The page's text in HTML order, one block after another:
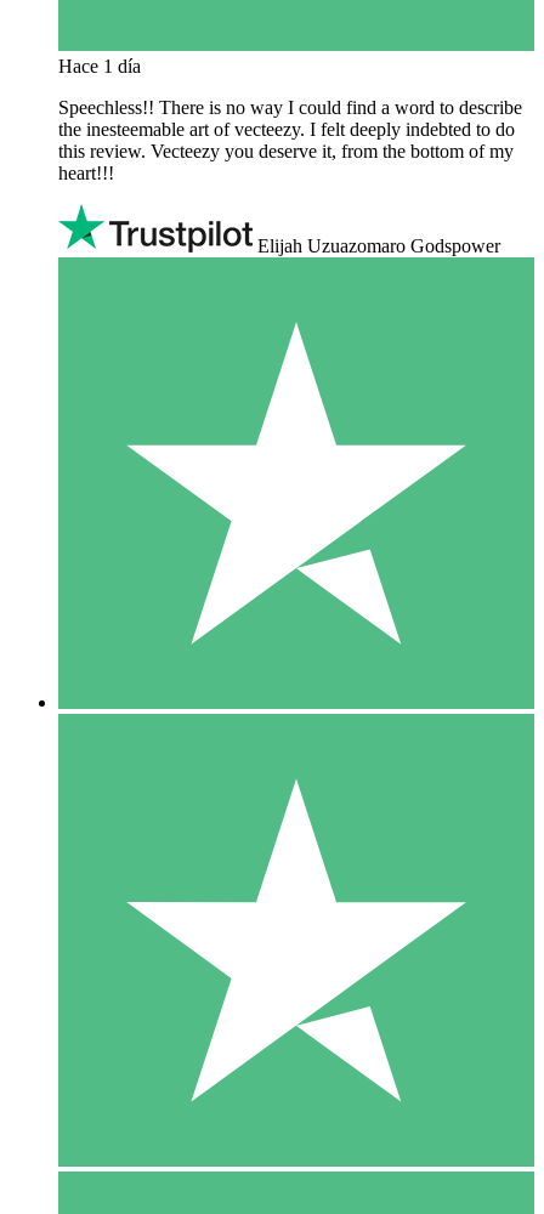
Hace 1 día
Speechless!! There is no way I could find a word to describe
the inesteemable art of vecteezy. I felt deeply indebted to do
this review. Vecteezy you deserve it, from the bottom of my
heart!!!
Elijah Uzuazomaro Godspower